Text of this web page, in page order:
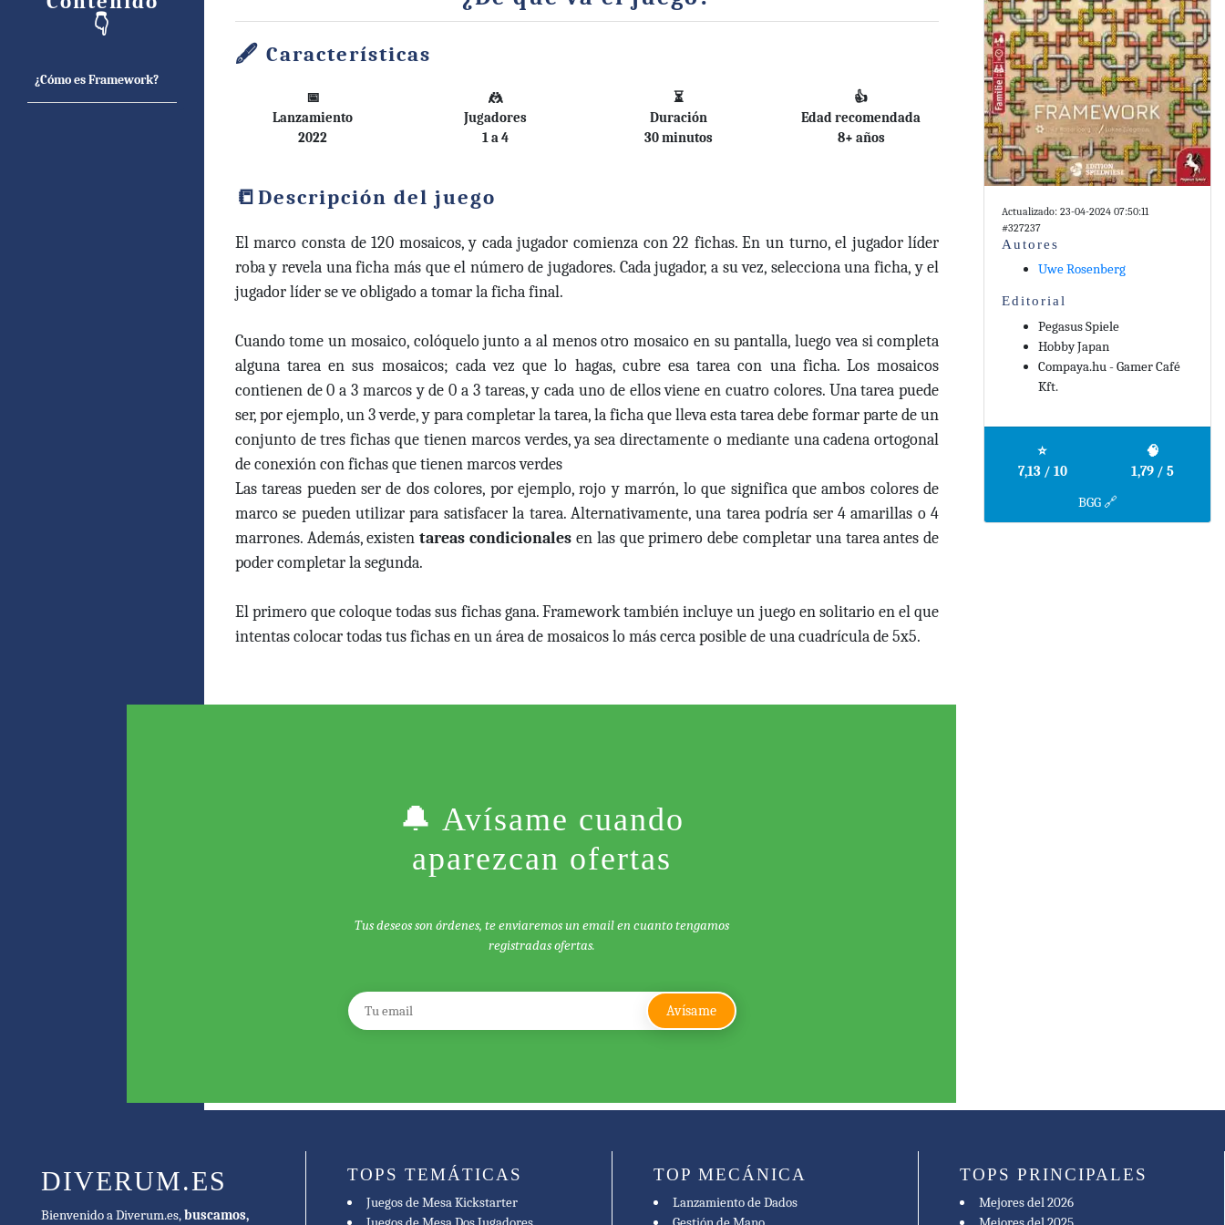
👇
¿Cómo es Framework?
Características
📅
Lanzamiento
2022
🤼
Jugadores
1 a 4
⏳
Duración
30 minutos
👍
Edad recomendada
8+ años
Descripción del juego
El marco consta de 120 mosaicos, y cada jugador comienza con 22 fichas. En un turno, el jugador líder
roba y revela una ficha más que el número de jugadores. Cada jugador, a su vez, selecciona una ficha, y el
jugador líder se ve obligado a tomar la ficha final.
Cuando tome un mosaico, colóquelo junto a al menos otro mosaico en su pantalla, luego vea si completa
alguna tarea en sus mosaicos; cada vez que lo hagas, cubre esa tarea con una ficha. Los mosaicos
contienen de 0 a 3 marcos y de 0 a 3 tareas, y cada uno de ellos viene en cuatro colores. Una tarea puede
ser, por ejemplo, un 3 verde, y para completar la tarea, la ficha que lleva esta tarea debe formar parte de un
conjunto de tres fichas que tienen marcos verdes, ya sea directamente o mediante una cadena ortogonal
de conexión con fichas que tienen marcos verdes
Las tareas pueden ser de dos colores, por ejemplo, rojo y marrón, lo que significa que ambos colores de
marco se pueden utilizar para satisfacer la tarea. Alternativamente, una tarea podría ser 4 amarillas o 4
marrones. Además, existentareas condicionales en las que primero debe completar una tarea antes de
poder completar la segunda.
El primero que coloque todas sus fichas gana. Framework también incluye un juego en solitario en el que
intentas colocar todas tus fichas en un área de mosaicos lo más cerca posible de una cuadrícula de 5x5.
🔔 Avísame cuando
aparezcan ofertas
Tus deseos son órdenes, te enviaremos un email en cuanto tengamos
registradas ofertas.
Actualizado: 23-04-2024 07:50:11
#327237
Autores
Uwe Rosenberg
Editorial
Pegasus Spiele
Hobby Japan
Compaya.hu - Gamer Café
Kft.
⭐
7,13 / 10
🧠
1,79 / 5
BGG 🔗
DIVERUM.ES
Bienvenido a Diverum.es,buscamos,
TOPS TEMÁTICAS
Juegos de Mesa Kickstarter
TOP MECÁNICA
Lanzamiento de Dados
TOPS PRINCIPALES
Mejores del 2026